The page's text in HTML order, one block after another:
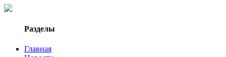
Разделы
Главная